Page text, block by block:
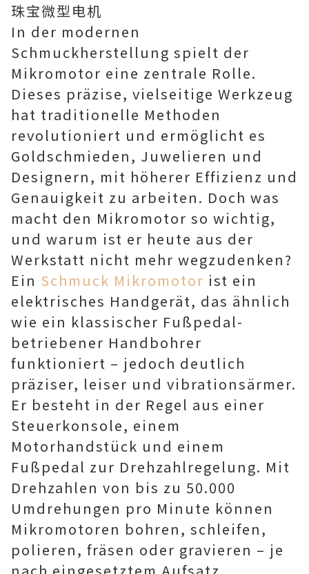
珠宝微型电机
In der modernen
Schmuckherstellung spielt der
Mikromotor eine zentrale Rolle.
Dieses präzise, vielseitige Werkzeug
hat traditionelle Methoden
revolutioniert und ermöglicht es
Goldschmieden, Juwelieren und
Designern, mit höherer Effizienz und
Genauigkeit zu arbeiten. Doch was
macht den Mikromotor so wichtig,
und warum ist er heute aus der
Werkstatt nicht mehr wegzudenken?
Ein Schmuck Mikromotor ist ein
elektrisches Handgerät, das ähnlich
wie ein klassischer Fußpedal-
betriebener Handbohrer
funktioniert – jedoch deutlich
präziser, leiser und vibrationsärmer.
Er besteht in der Regel aus einer
Steuerkonsole, einem
Motorhandstück und einem
Fußpedal zur Drehzahlregelung. Mit
Drehzahlen von bis zu 50.000
Umdrehungen pro Minute können
Mikromotoren bohren, schleifen,
polieren, fräsen oder gravieren – je